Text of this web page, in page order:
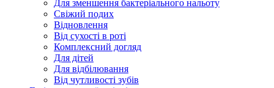
Для зменшення бактеріального нальоту
Свіжий подих
Відновлення
Від сухості в роті
Комплексний догляд
Для дітей
Для відбілювання
Від чутливості зубів